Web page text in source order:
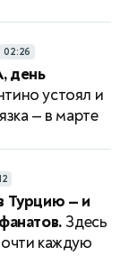
02:26
день
устоял и
— в марте
Турцию — и
Здесь
каждую